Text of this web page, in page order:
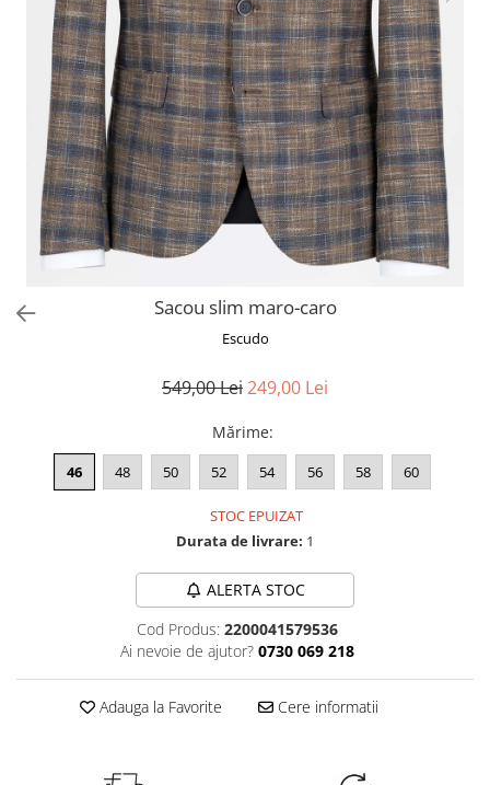
Sacou slim maro-caro
Escudo
549,00 Lei249,00 Lei
Mărime:
46 48 50 52 54 56 58 60
STOC EPUIZAT
Durata de livrare: 1
ALERTA STOC
Cod Produs: 2200041579536
Ai nevoie de ajutor? 0730 069 218
Adauga la Favorite Cere informatii